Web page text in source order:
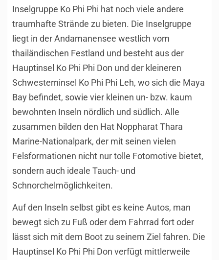
Inselgruppe Ko Phi Phi hat noch viele andere
traumhafte Strände zu bieten. Die Inselgruppe
liegt in der Andamanensee westlich vom
thailändischen Festland und besteht aus der
Hauptinsel Ko Phi Phi Don und der kleineren
Schwesterninsel Ko Phi Phi Leh, wo sich die Maya
Bay befindet, sowie vier kleinen un- bzw. kaum
bewohnten Inseln nördlich und südlich. Alle
zusammen bilden den Hat Noppharat Thara
Marine-Nationalpark, der mit seinen vielen
Felsformationen nicht nur tolle Fotomotive bietet,
sondern auch ideale Tauch- und
Schnorchelmöglichkeiten.
Auf den Inseln selbst gibt es keine Autos, man
bewegt sich zu Fuß oder dem Fahrrad fort oder
lässt sich mit dem Boot zu seinem Ziel fahren. Die
Hauptinsel Ko Phi Phi Don verfügt mittlerweile